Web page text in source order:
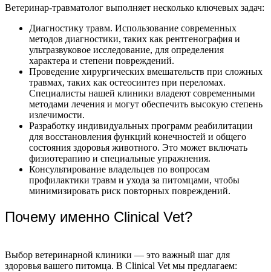
Ветеринар-травматолог выполняет несколько ключевых задач:
Диагностику травм. Использование современных
методов диагностики, таких как рентгенография и
ультразвуковое исследование, для определения
характера и степени повреждений.
Проведение хирургических вмешательств при сложных
травмах, таких как остеосинтез при переломах.
Специалисты нашей клиники владеют современными
методами лечения и могут обеспечить высокую степень
излечимости.
Разработку индивидуальных программ реабилитации
для восстановления функций конечностей и общего
состояния здоровья животного. Это может включать
физиотерапию и специальные упражнения.
Консультирование владельцев по вопросам
профилактики травм и ухода за питомцами, чтобы
минимизировать риск повторных повреждений.
Почему именно Clinical Vet?
Выбор ветеринарной клиники — это важный шаг для
здоровья вашего питомца. В Clinical Vet мы предлагаем: